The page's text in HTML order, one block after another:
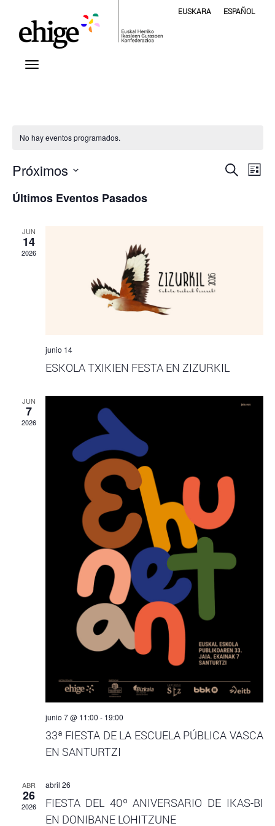
EUSKARA ESPAÑOL
No hay eventos programados.
BuscarLista
Próximos
la
Últimos Eventos Pasados
JUN
14
2026
junio 14
ESKOLA TXIKIEN FESTA EN ZIZURKIL
JUN
7
2026
junio 7 @ 11:00 - 19:00
33ª FIESTA DE LA ESCUELA PÚBLICA VASCA
EN SANTURTZI
ABR
26
2026
abril 26
FIESTA DEL 40º ANIVERSARIO DE IKAS-BI
EN DONIBANE LOHITZUNE